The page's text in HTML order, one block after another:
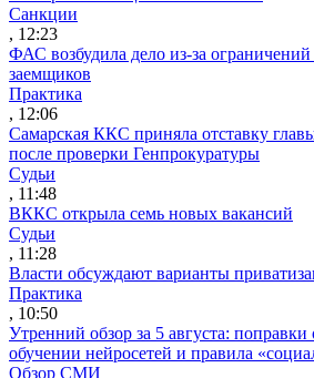
Санкции
, 12:23
ФАС возбудила дело из-за
заемщиков
Практика
, 12:06
Самарская ККС приняла отставку
после проверки Генпрокуратуры
Судьи
, 11:48
ВККС открыла семь новых вакансий
Судьи
, 11:28
Власти обсуждают варианты
Практика
, 10:50
Утренний обзор за 5 августа:
обучении нейросетей и правила
Обзор СМИ